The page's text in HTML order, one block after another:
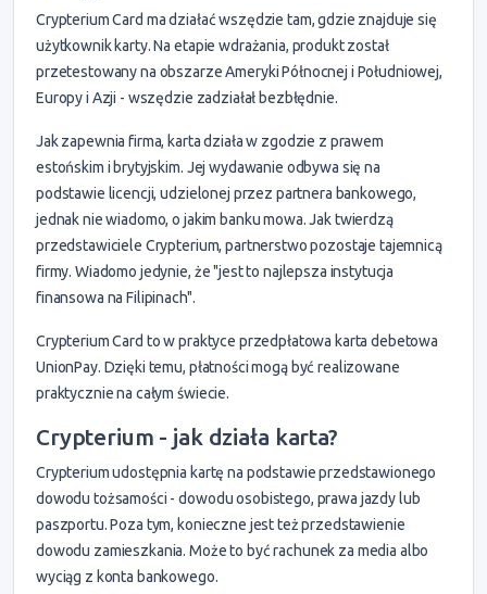
Crypterium Card ma działać wszędzie tam, gdzie znajduje się
użytkownik karty. Na etapie wdrażania, produkt został
przetestowany na obszarze Ameryki Północnej i Południowej,
Europy i Azji - wszędzie zadziałał bezbłędnie.
Jak zapewnia firma, karta działa w zgodzie z prawem
estońskim i brytyjskim. Jej wydawanie odbywa się na
podstawie licencji, udzielonej przez partnera bankowego,
jednak nie wiadomo, o jakim banku mowa. Jak twierdzą
przedstawiciele Crypterium, partnerstwo pozostaje tajemnicą
firmy. Wiadomo jedynie, że "jest to najlepsza instytucja
finansowa na Filipinach".
Crypterium Card to w praktyce przedpłatowa karta debetowa
UnionPay. Dzięki temu, płatności mogą być realizowane
praktycznie na całym świecie.
Crypterium - jak działa karta?
Crypterium udostępnia kartę na podstawie przedstawionego
dowodu tożsamości - dowodu osobistego, prawa jazdy lub
paszportu. Poza tym, konieczne jest też przedstawienie
dowodu zamieszkania. Może to być rachunek za media albo
wyciąg z konta bankowego.